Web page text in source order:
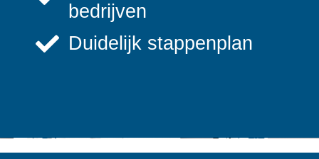
bedrijven
Duidelijk stappenplan